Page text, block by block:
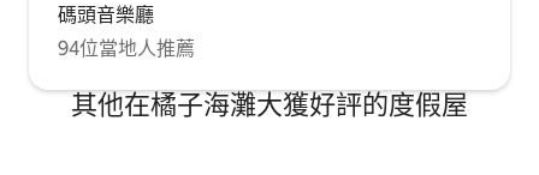
碼頭音樂廳
94位當地人推薦
其他在橘子海灘大獲好評的度假屋